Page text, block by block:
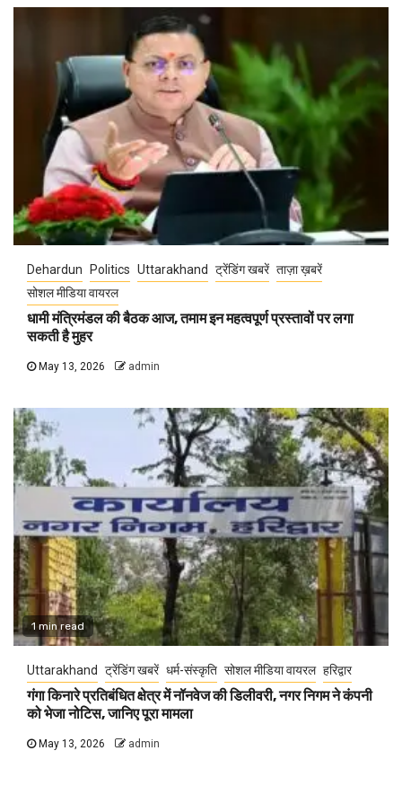
Dehardun Politics Uttarakhand ट्रेंडिंग खबरें ताज़ा ख़बरें
सोशल मीडिया वायरल
धामी मंत्रिमंडल की बैठक आज, तमाम इन महत्वपूर्ण प्रस्तावों पर लगा
सकती है मुहर
May 13, 2026 admin
1 min read
Uttarakhand ट्रेंडिंग खबरें धर्म-संस्कृति सोशल मीडिया वायरल हरिद्वार
गंगा किनारे प्रतिबंधित क्षेत्र में नॉनवेज की डिलीवरी, नगर निगम ने कंपनी
को भेजा नोटिस, जानिए पूरा मामला
May 13, 2026 admin